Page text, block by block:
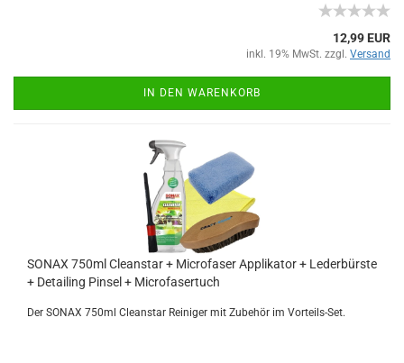
12,99 EUR
inkl. 19% MwSt. zzgl. Versand
IN DEN WARENKORB
SONAX 750ml Cleanstar + Microfaser Applikator + Lederbürste
+ Detailing Pinsel + Microfasertuch
Der SONAX 750ml Cleanstar Reiniger mit Zubehör im Vorteils-Set.